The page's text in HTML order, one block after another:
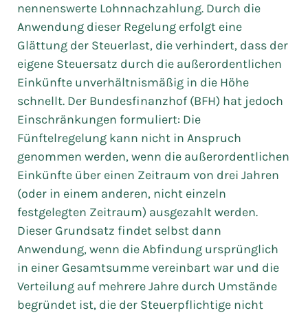
nennenswerte Lohnnachzahlung. Durch die
Anwendung dieser Regelung erfolgt eine
Glättung der Steuerlast, die verhindert, dass der
eigene Steuersatz durch die außerordentlichen
Einkünfte unverhältnismäßig in die Höhe
schnellt. Der Bundesfinanzhof (BFH) hat jedoch
Einschränkungen formuliert: Die
Fünftelregelung kann nicht in Anspruch
genommen werden, wenn die außerordentlichen
Einkünfte über einen Zeitraum von drei Jahren
(oder in einem anderen, nicht einzeln
festgelegten Zeitraum) ausgezahlt werden.
Dieser Grundsatz findet selbst dann
Anwendung, wenn die Abfindung ursprünglich
in einer Gesamtsumme vereinbart war und die
Verteilung auf mehrere Jahre durch Umstände
begründet ist, die der Steuerpflichtige nicht